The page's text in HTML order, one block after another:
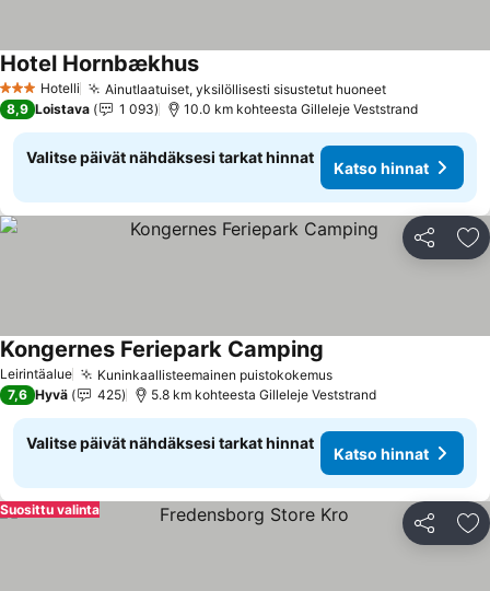
3 Tähtiluokitus
Hotelli Ainutlaatuiset, yksilöllisesti sisustetut huoneet
Hotel Hornbækhus
8,9 Loistava 1 093 10.0 km kohteesta Gilleleje Veststrand
Valitse päivät nähdäksesi tarkat hinnat
Katso hinnat
Jaa
Leirintäalue Kuninkaallisteemainen puistokokemus
Kongernes Feriepark Camping
7,6 Hyvä 425 5.8 km kohteesta Gilleleje Veststrand
Valitse päivät nähdäksesi tarkat hinnat
Katso hinnat
Jaa
Suosittu valinta